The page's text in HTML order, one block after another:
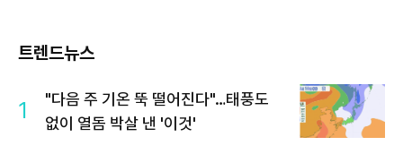
트렌드뉴스
1
"다음 주 기온 뚝 떨어진다"…태풍도
없이 열돔 박살 낸 '이것'